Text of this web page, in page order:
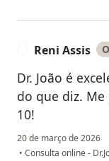
Reni Assis
Dr. João é
do que diz.
10!
20 de março de 2026
• Consulta online -